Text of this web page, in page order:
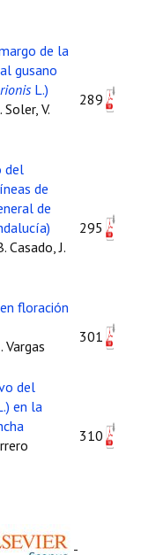
de la
gusano
L.)
Soler, V.
289
del
de
de
Casado, J.
295
floración
Vargas
301
del
en la
310
-